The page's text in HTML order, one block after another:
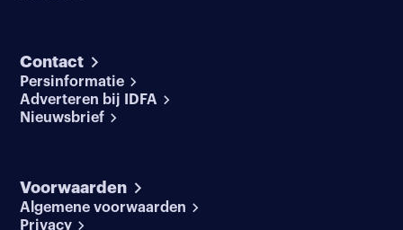
Contact
Persinformatie
Adverteren bij IDFA
Nieuwsbrief
Voorwaarden
Algemene voorwaarden
Privacy